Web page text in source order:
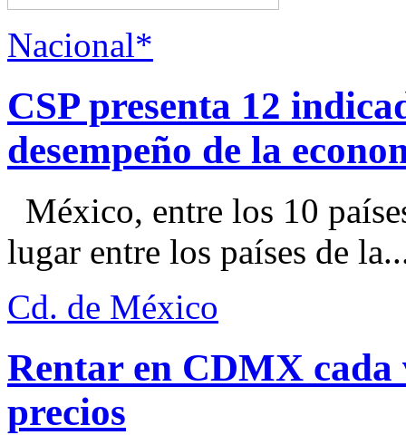
Nacional*
CSP presenta 12
desempeño de la
México, entre los 10
lugar entre los países de
Cd. de México
Rentar en CDMX cada
precios